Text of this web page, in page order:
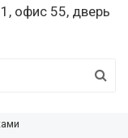
офис 55, дверь